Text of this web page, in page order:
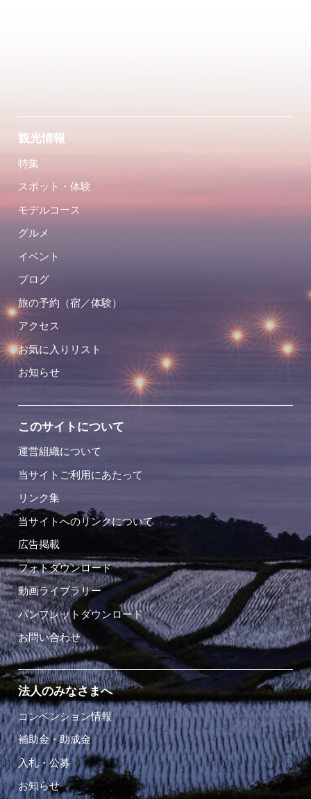
観光情報
特集
スポット・体験
モデルコース
グルメ
イベント
ブログ
旅の予約（宿／体験）
アクセス
お気に入りリスト
お知らせ
このサイトについて
運営組織について
当サイトご利用にあたって
リンク集
当サイトへのリンクについて
広告掲載
フォトダウンロード
動画ライブラリー
パンフレットダウンロード
お問い合わせ
法人のみなさまへ
コンベンション情報
補助金・助成金
入札・公募
お知らせ